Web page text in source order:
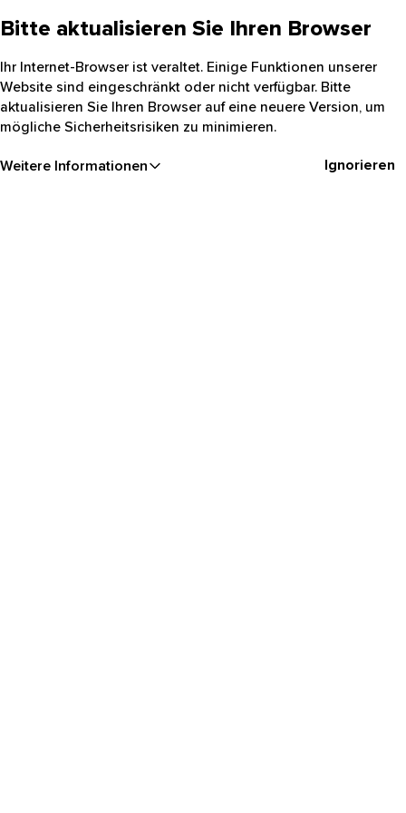
Bitte aktualisieren Sie Ihren Browser
Ihr Internet-Browser ist veraltet. Einige Funktionen unserer
Website sind eingeschränkt oder nicht verfügbar. Bitte
aktualisieren Sie Ihren Browser auf eine neuere Version, um
mögliche Sicherheitsrisiken zu minimieren.
Weitere Informationen Ignorieren